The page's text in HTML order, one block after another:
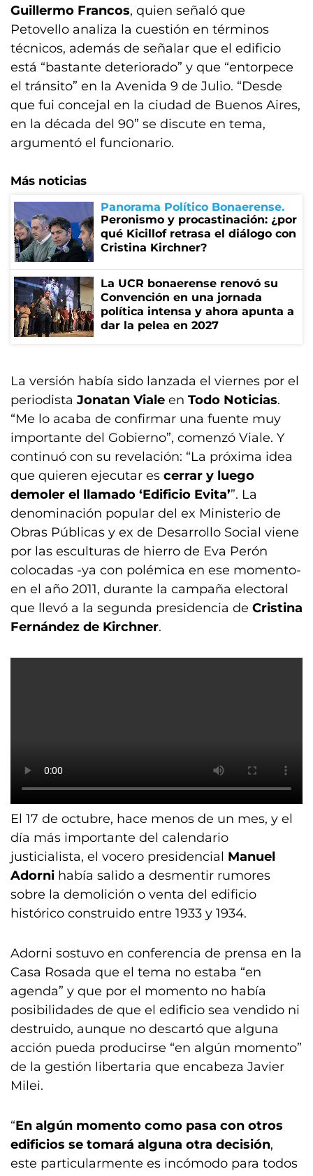
Guillermo Francos, quien señaló que
Petovello analiza la cuestión en términos
técnicos, además de señalar que el edificio
está “bastante deteriorado” y que “entorpece
el tránsito” en la Avenida 9 de Julio. “Desde
que fui concejal en la ciudad de Buenos Aires,
en la década del 90” se discute en tema,
argumentó el funcionario.
Más noticias
Panorama Político Bonaerense
Peronismo y procastinación: ¿por
qué Kicillof retrasa el diálogo con
Cristina Kirchner?
La UCR bonaerense renovó su
Convención en una jornada
política intensa y ahora apunta a
dar la pelea en 2027
La versión había sido lanzada el viernes por el
periodista Jonatan Viale en Todo Noticias.
“Me lo acaba de confirmar una fuente muy
importante del Gobierno”, comenzó Viale. Y
continuó con su revelación: “La próxima idea
que quieren ejecutar es cerrar y luego
demoler el llamado ‘Edificio Evita’”. La
denominación popular del ex Ministerio de
Obras Públicas y ex de Desarrollo Social viene
por las esculturas de hierro de Eva Perón
colocadas -ya con polémica en ese momento-
en el año 2011, durante la campaña electoral
que llevó a la segunda presidencia de Cristina
Fernández de Kirchner.
El 17 de octubre, hace menos de un mes, y el
día más importante del calendario
justicialista, el vocero presidencial Manuel
Adorni había salido a desmentir rumores
sobre la demolición o venta del edificio
histórico construido entre 1933 y 1934.
Adorni sostuvo en conferencia de prensa en la
Casa Rosada que el tema no estaba “en
agenda” y que por el momento no había
posibilidades de que el edificio sea vendido ni
destruido, aunque no descartó que alguna
acción pueda producirse “en algún momento”
de la gestión libertaria que encabeza Javier
Milei.
“En algún momento como pasa con otros
edificios se tomará alguna otra decisión,
este particularmente es incómodo para todos